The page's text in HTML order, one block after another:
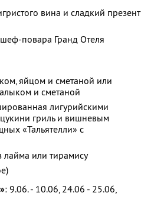
вина и сладкий презент
повара Гранд Отеля
яйцом и сметаной или
и сметаной
лигурийскими
гриль и вишневым
«Тальятелли» с
или тирамису
: 9.06. - 10.06, 24.06 - 25.06,